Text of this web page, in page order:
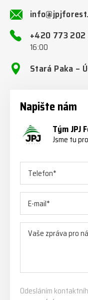
+420 773
16:00
Stará Paka –
Napište nám
Tým JPJ
Jsme tu
Odesláním